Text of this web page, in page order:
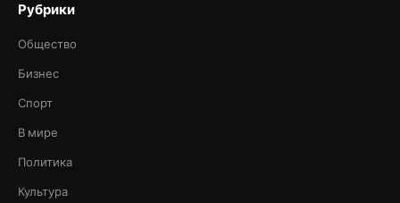
Рубрики
Общество
Бизнес
Спорт
В мире
Политика
Культура